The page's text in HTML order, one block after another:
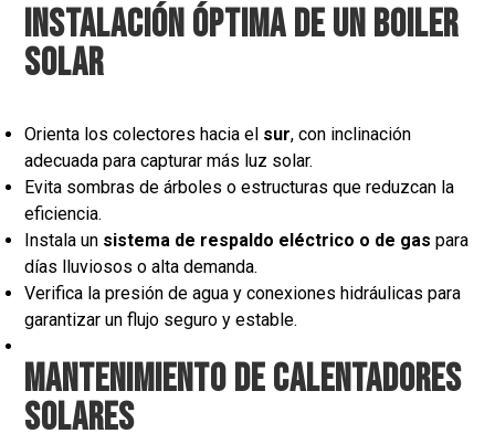
Instalación óptima de un boiler
solar
Orienta los colectores hacia el sur, con inclinación
adecuada para capturar más luz solar.
Evita sombras de árboles o estructuras que reduzcan la
eficiencia.
Instala un sistema de respaldo eléctrico o de gas para
días lluviosos o alta demanda.
Verifica la presión de agua y conexiones hidráulicas para
garantizar un flujo seguro y estable.
Mantenimiento de calentadores
solares